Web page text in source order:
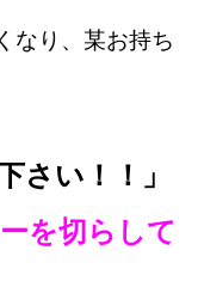
なり、某お持ち
さい！！」
を切らして